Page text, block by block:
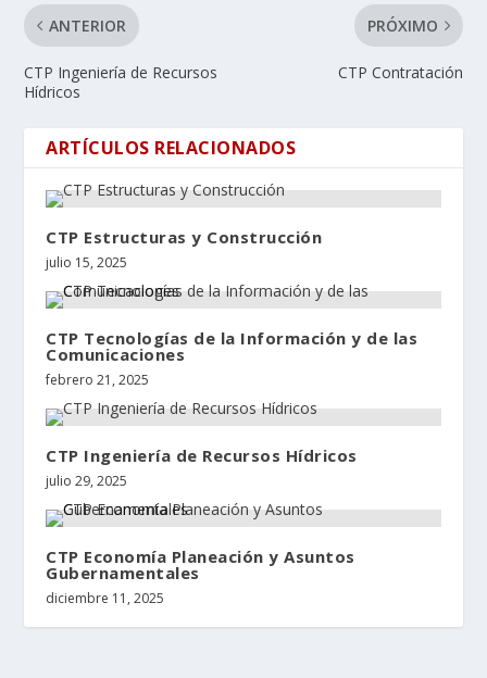
ANTERIOR
CTP Ingeniería de Recursos
Hídricos
PRÓXIMO
CTP Contratación
ARTÍCULOS RELACIONADOS
CTP Estructuras y Construcción
julio 15, 2025
CTP Tecnologías de la Información y de las
Comunicaciones
febrero 21, 2025
CTP Ingeniería de Recursos Hídricos
julio 29, 2025
CTP Economía Planeación y Asuntos
Gubernamentales
diciembre 11, 2025